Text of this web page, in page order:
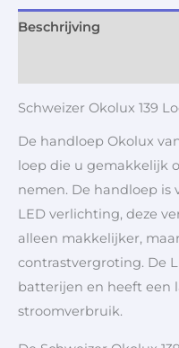
Beschrijving
Schweizer Okolux 139
De handloep Okolux
loep die u gemakkelijk
nemen. De handloep is
LED verlichting, deze
alleen makkelijker,
contrastvergroting. De
batterijen en heeft een
stroomverbruik.